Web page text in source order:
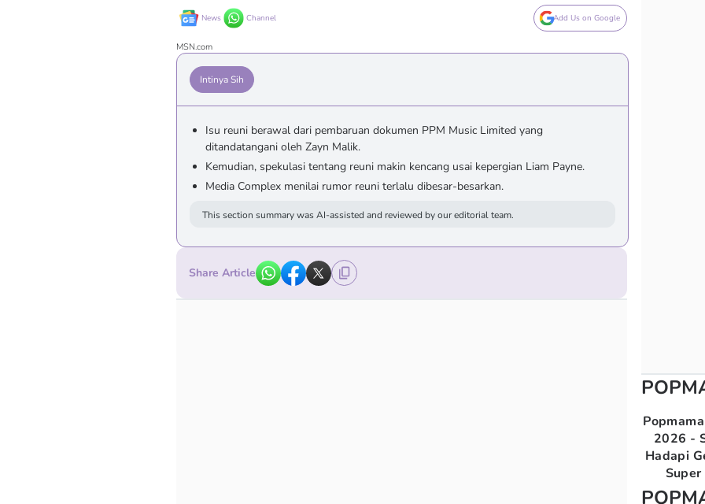
News Channel Add Us on Google
MSN.com
Intinya Sih
Isu reuni berawal dari pembaruan dokumen PPM Music Limited yang
ditandatangani oleh Zayn Malik.
Kemudian, spekulasi tentang reuni makin kencang usai kepergian Liam Payne.
Media Complex menilai rumor reuni terlalu dibesar-besarkan.
This section summary was AI-assisted and reviewed by our editorial team.
Share Article
2026 -
Hadapi